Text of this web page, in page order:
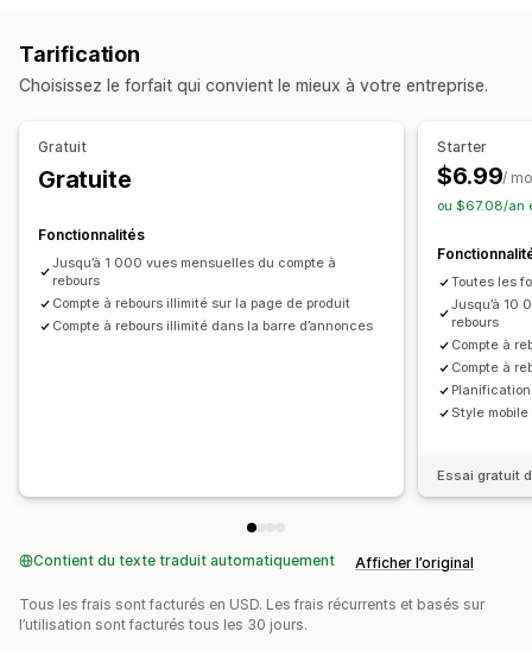
Pages de produits
Récurrent
Date de fin fixe
Minute fixe
Type de chronomètre
Offres quotidiennes
Promotion à durée limitée
Date d’expiration
Événement spécial
Tarification
Choisissez le forfait qui convient le mieux à votre entreprise.
Gratuit
Gratuite
Fonctionnalités
Jusqu’à 1 000 vues mensuelles du compte à
rebours
Compte à rebours illimité sur la page de produit
Compte à rebours illimité dans la barre d’annonces
Starter
$6.99/
ou $67.08/an
Toutes les
Jusqu’à 10
rebours
Compte à
Compte à
Style
Essai gratuit
Contient du texte traduit automatiquement Afficher l’original
Tous les frais sont facturés en USD. Les frais récurrents et basés sur
l’utilisation sont facturés tous les 30 jours.